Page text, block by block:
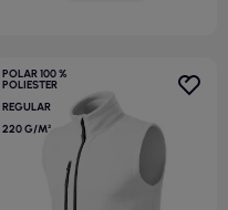
POLAR 100 %
POLIESTER
REGULAR
220 G/M²